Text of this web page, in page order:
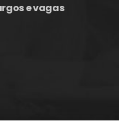
e vagas